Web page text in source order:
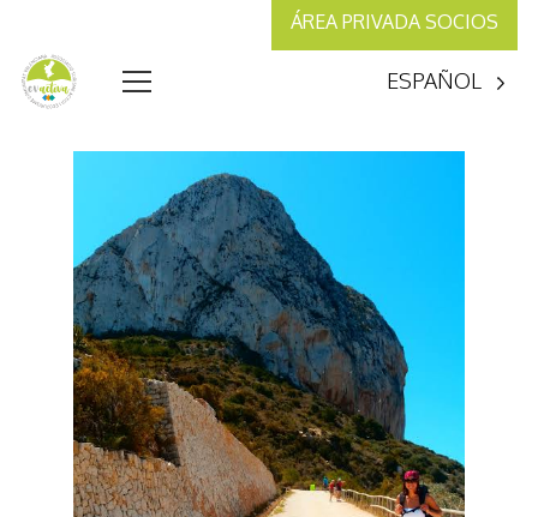
ÁREA PRIVADA SOCIOS
ESPAÑOL